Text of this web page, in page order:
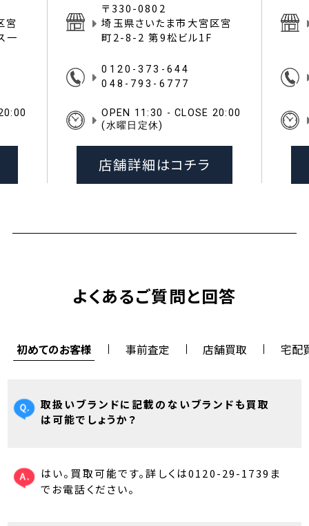
宮
一
〒330-0802
埼玉県さいたま市大宮区宮
町2-8-2 第9松ビル1F
0120-373-644
048-793-6777
OPEN 11:30 - CLOSE 20:00
(水曜日定休)
店舗詳細はコチラ
よくあるご質問と回答
初めてのお客様 事前査定 店舗買取 宅配
取扱いブランドに記載のないブランドも買取
は可能でしょうか？
はい。買取可能です。詳しくは0120-29-1739ま
でお電話ください。